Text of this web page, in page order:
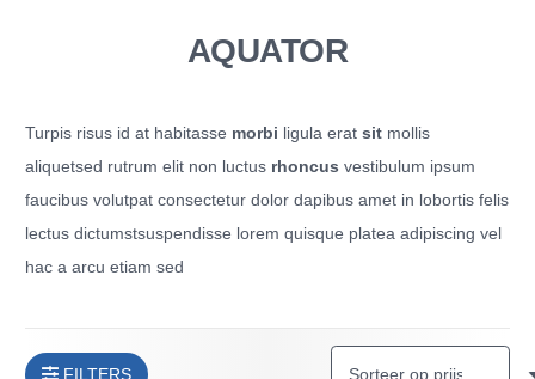
AQUATOR
Turpis risus id at habitasse morbi ligula erat sit mollis
aliquetsed rutrum elit non luctus rhoncus vestibulum ipsum
faucibus volutpat consectetur dolor dapibus amet in lobortis felis
lectus dictumstsuspendisse lorem quisque platea adipiscing vel
hac a arcu etiam sed
FILTERS